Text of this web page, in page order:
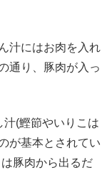
汁にはお肉を入れ
通り、豚肉が入っ
汁(鰹節やいりこは
が基本とされてい
豚肉から出るだ